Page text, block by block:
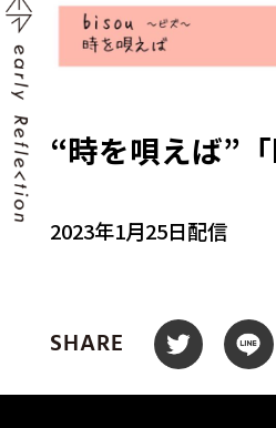
“時を唄えば”「
2023年1月25日配信
SHARE